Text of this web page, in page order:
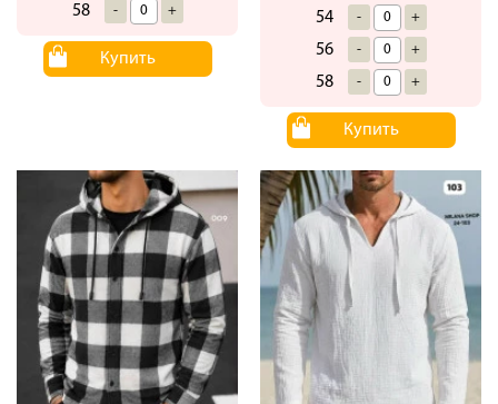
58 - +
Купить
54 - +
56 - +
58 - +
Купить